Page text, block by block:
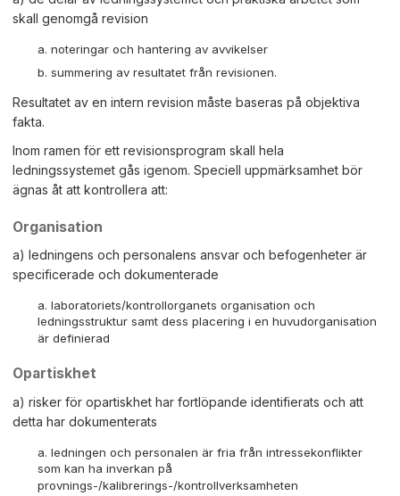
skall genomgå revision
noteringar och hantering av avvikelser
summering av resultatet från revisionen.
Resultatet av en intern revision måste baseras på objektiva
fakta.
Inom ramen för ett revisionsprogram skall hela
ledningssystemet gås igenom. Speciell uppmärksamhet bör
ägnas åt att kontrollera att:
Organisation
a) ledningens och personalens ansvar och befogenheter är
specificerade och dokumenterade
laboratoriets/kontrollorganets organisation och
ledningsstruktur samt dess placering i en huvudorganisation
är definierad
Opartiskhet
a) risker för opartiskhet har fortlöpande identifierats och att
detta har dokumenterats
ledningen och personalen är fria från intressekonflikter
som kan ha inverkan på
provnings-/kalibrerings-/kontrollverksamheten